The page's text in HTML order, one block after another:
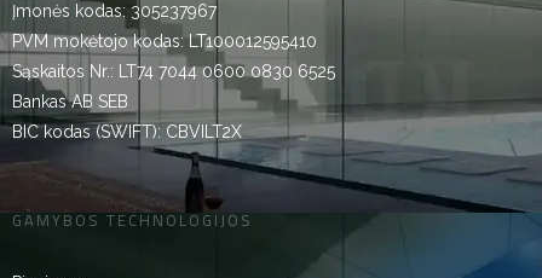
Įmonės kodas: 305237967
PVM mokėtojo kodas: LT100012595410
Sąskaitos Nr.: LT74 7044 0600 0830 6525
Bankas AB SEB
BIC kodas (SWIFT): CBVILT2X
GAMYBOS TECHNOLOGIJOS